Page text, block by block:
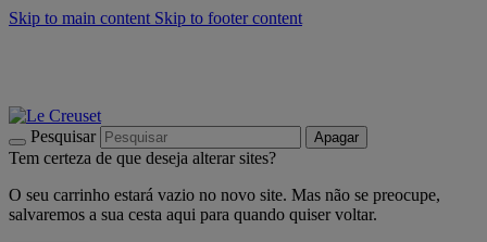
Skip to main content Skip to footer content
Pesquisar Apagar
Tem certeza de que deseja alterar sites?
O seu carrinho estará vazio no novo site. Mas não se preocupe,
salvaremos a sua cesta aqui para quando quiser voltar.